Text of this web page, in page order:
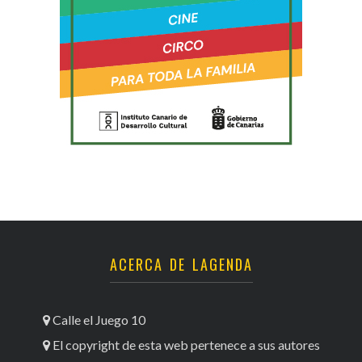
ACERCA DE LAGENDA
Calle el Juego 10
El copyright de esta web pertenece a sus autores